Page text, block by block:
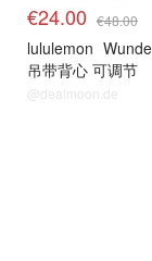
€24.00 €48.00
lululemon
吊带背心 可调节
@dealmoon.de